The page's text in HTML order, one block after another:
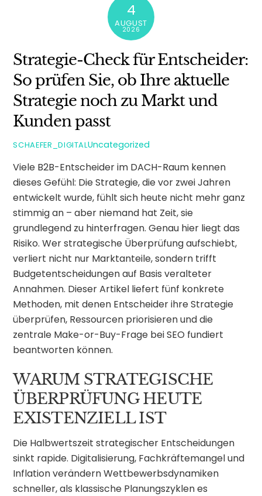
4
AUGUST
2026
Strategie-Check für Entscheider:
So prüfen Sie, ob Ihre aktuelle
Strategie noch zu Markt und
Kunden passt
SCHAEFER_DIGITALUncategorized
Viele B2B-Entscheider im DACH-Raum kennen
dieses Gefühl: Die Strategie, die vor zwei Jahren
entwickelt wurde, fühlt sich heute nicht mehr ganz
stimmig an – aber niemand hat Zeit, sie
grundlegend zu hinterfragen. Genau hier liegt das
Risiko. Wer strategische Überprüfung aufschiebt,
verliert nicht nur Marktanteile, sondern trifft
Budgetentscheidungen auf Basis veralteter
Annahmen. Dieser Artikel liefert fünf konkrete
Methoden, mit denen Entscheider ihre Strategie
überprüfen, Ressourcen priorisieren und die
zentrale Make-or-Buy-Frage bei SEO fundiert
beantworten können.
WARUM STRATEGISCHE
ÜBERPRÜFUNG HEUTE
EXISTENZIELL IST
Die Halbwertszeit strategischer Entscheidungen
sinkt rapide. Digitalisierung, Fachkräftemangel und
Inflation verändern Wettbewerbsdynamiken
schneller, als klassische Planungszyklen es